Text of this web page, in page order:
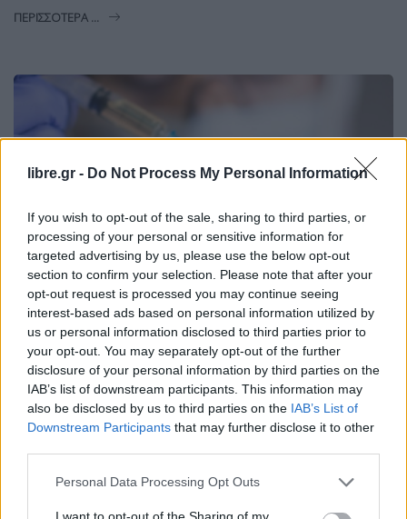
libre.gr - Do Not Process My Personal Information
If you wish to opt-out of the sale, sharing to third parties, or
processing of your personal or sensitive information for
targeted advertising by us, please use the below opt-out
section to confirm your selection. Please note that after your
opt-out request is processed you may continue seeing
interest-based ads based on personal information utilized by
us or personal information disclosed to third parties prior to
your opt-out. You may separately opt-out of the further
disclosure of your personal information by third parties on the
IAB’s list of downstream participants. This information may
also be disclosed by us to third parties on the IAB’s List of
Downstream Participants that may further disclose it to other
Personal Data Processing Opt Outs
I want to opt-out of the Sharing of my
ΠΕΡΙΣΣΌΤΕΡΑ ...
ΕΛΛΆΔΑ ΘΈΜΑ 1
Εμβόλιο COVID: Σε ποιες περιπτώσεις
οι πολίτες πρέπει να υπογράψουν